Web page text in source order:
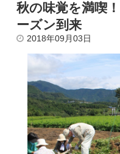
秋の味覚を満喫
ーズン到来
2018年09月03日